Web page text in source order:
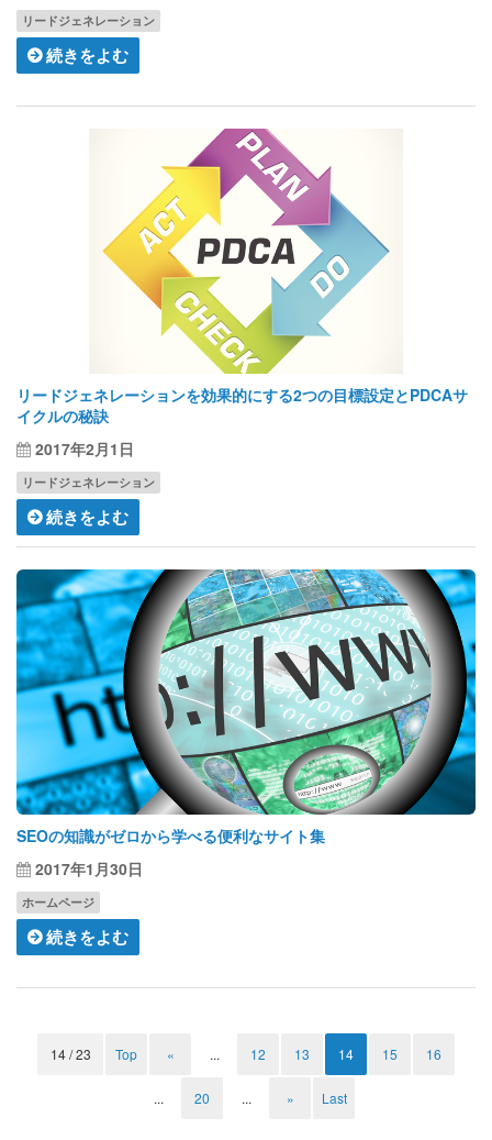
リードジェネレーション
続きをよむ
リードジェネレーションを効果的にする2つの目標設定とPDCAサ
イクルの秘訣
2017年2月1日
リードジェネレーション
続きをよむ
SEOの知識がゼロから学べる便利なサイト集
2017年1月30日
ホームページ
続きをよむ
14 / 23 Top « ... 12 13 14 15 16
... 20 ... » Last